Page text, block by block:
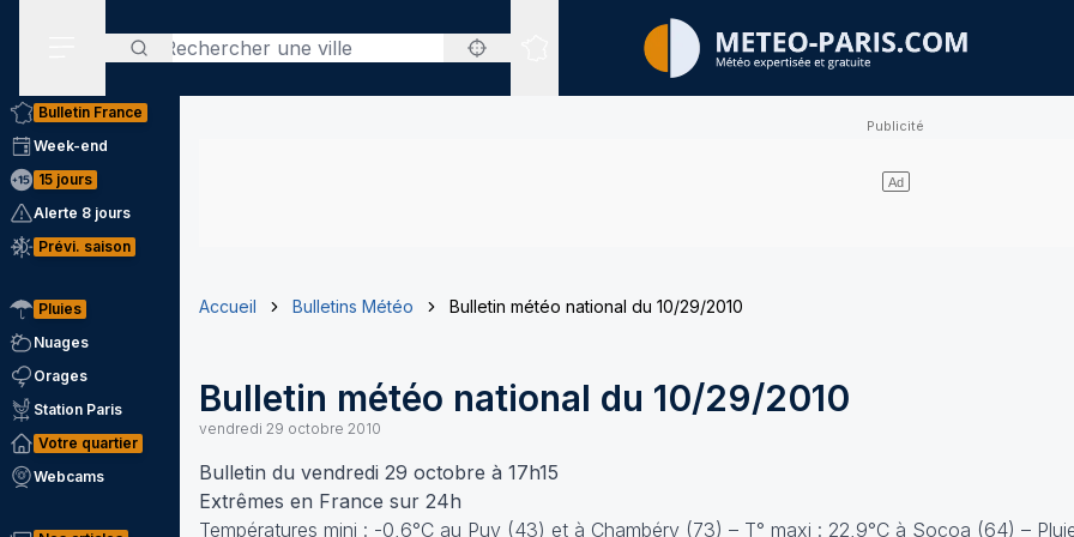
Rechercher
Sites expertisés
Bulletin France
Week-end
15 jours
Alerte 8 jours
Prévi. saison
Pluies
Nuages
Orages
Station Paris
Votre quartier
Webcams
Accueil Bulletins Météo Bulletin météo national du 10/29/2010
Bulletin météo national du 10/29/2010
vendredi 29 octobre 2010
Bulletin du vendredi 29 octobre à 17h15
Extrêmes en France sur 24h
Températures mini : -0,6°C au Puy (43) et à Chambéry (73) – T° maxi : 22,9°C à Socoa (64) –